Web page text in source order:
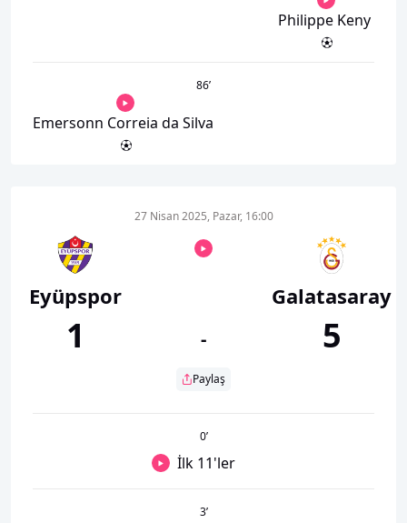
Philippe Keny
86’
Emersonn Correia da Silva
Eyüpspor
1
27 Nisan 2025, Pazar, 16:00
-
Paylaş
Galatasaray
5
0’
İlk 11'ler
3’